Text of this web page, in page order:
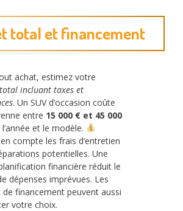
total et financement
achat, estimez votre
incluant taxes et
. Un SUV d’occasion coûte
entre 15 000 € et 45 000
et le modèle.
compte les frais d’entretien
potentielles. Une
financière réduit le
dépenses imprévues. Les
financement peuvent aussi
votre choix.